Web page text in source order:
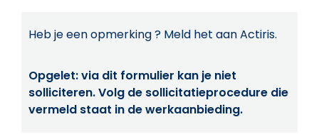
Heb je een opmerking ? Meld het aan Actiris.
Opgelet: via dit formulier kan je niet
solliciteren. Volg de sollicitatieprocedure die
vermeld staat in de werkaanbieding.